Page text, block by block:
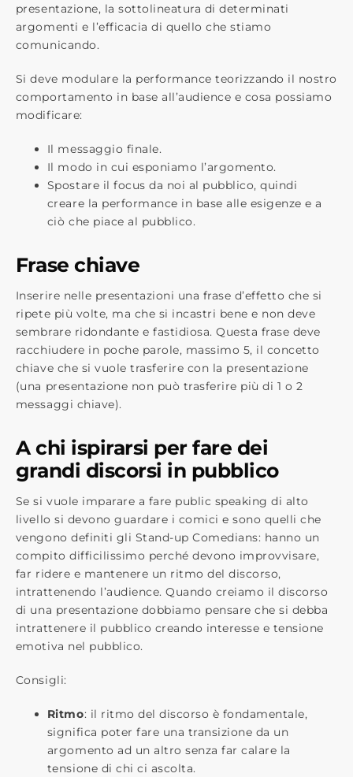
presentazione, la sottolineatura di determinati
argomenti e l’efficacia di quello che stiamo
comunicando.
Si deve modulare la performance teorizzando il nostro
comportamento in base all’audience e cosa possiamo
modificare:
Il messaggio finale.
Il modo in cui esponiamo l’argomento.
Spostare il focus da noi al pubblico, quindi
creare la performance in base alle esigenze e a
ciò che piace al pubblico.
Frase chiave
Inserire nelle presentazioni una frase d’effetto che si
ripete più volte, ma che si incastri bene e non deve
sembrare ridondante e fastidiosa. Questa frase deve
racchiudere in poche parole, massimo 5, il concetto
chiave che si vuole trasferire con la presentazione
(una presentazione non può trasferire più di 1 o 2
messaggi chiave).
A chi ispirarsi per fare dei
grandi discorsi in pubblico
Se si vuole imparare a fare public speaking di alto
livello si devono guardare i comici e sono quelli che
vengono definiti gli Stand-up Comedians: hanno un
compito difficilissimo perché devono improvvisare,
far ridere e mantenere un ritmo del discorso,
intrattenendo l’audience. Quando creiamo il discorso
di una presentazione dobbiamo pensare che si debba
intrattenere il pubblico creando interesse e tensione
emotiva nel pubblico.
Consigli:
Ritmo: il ritmo del discorso è fondamentale,
significa poter fare una transizione da un
argomento ad un altro senza far calare la
tensione di chi ci ascolta.